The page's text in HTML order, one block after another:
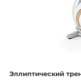
Эллиптический